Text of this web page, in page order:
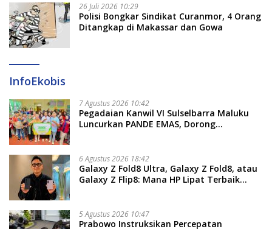
26 Juli 2026 10:29
Polisi Bongkar Sindikat Curanmor, 4 Orang
Ditangkap di Makassar dan Gowa
InfoEkobis
7 Agustus 2026 10:42
Pegadaian Kanwil VI Sulselbarra Maluku
Luncurkan PANDE EMAS, Dorong
6 Agustus 2026 18:42
Galaxy Z Fold8 Ultra, Galaxy Z Fold8, atau
Galaxy Z Flip8: Mana HP Lipat Terbaik
5 Agustus 2026 10:47
Prabowo Instruksikan Percepatan